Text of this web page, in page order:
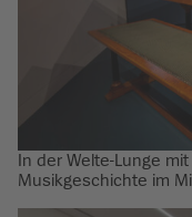
In der Welte-Lunge
Musikgeschichte im